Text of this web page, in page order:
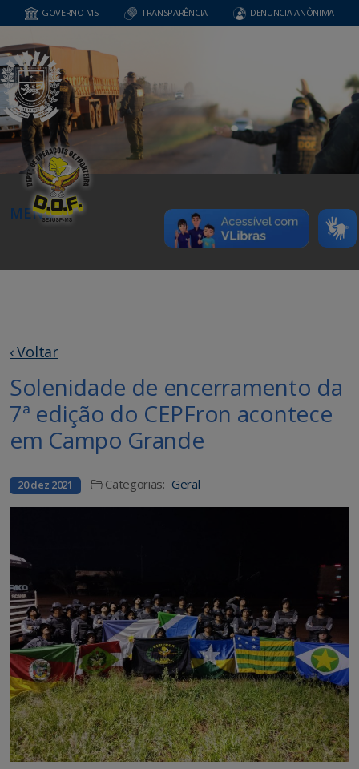
GOVERNO MS TRANSPARÊNCIA DENUNCIA ANÔNIMA
MENU
‹ Voltar
Solenidade de encerramento da
7ª edição do CEPFron acontece
em Campo Grande
20 dez 2021 Categorias: Geral